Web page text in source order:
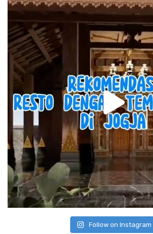
Follow on Instagram